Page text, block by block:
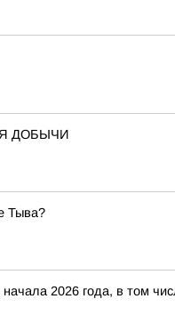
ДОБЫЧИ
Тыва?
2026 года, в том